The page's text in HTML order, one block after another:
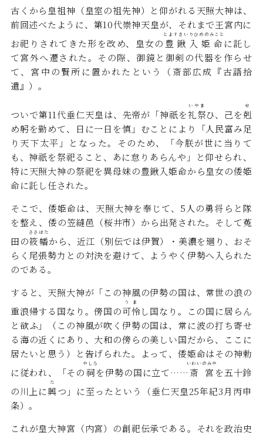
古くから皇祖神（皇室の祖先神）と仰がれる天照大神は、
前回述べたように、第10代崇神天皇が、それまで王宮内に
お祀りされてきた形を改め、皇女の 豊鍬入姫命
とよすきいりひめのみこと
に託し
て宮外へ遷された。その際、御鏡と御剣の代器を作らせ
て、宮中の賢所に置かれたという（斎部広成『古語拾
遺』）。
ついで第11代垂仁天皇は、先帝が「神祇を礼祭
いやま
ひ、己を剋
せ
め躬を勤めて、日に一日を慎」むことにより「人民富み足
り天下太平」となった。そのため、「今朕が世に当りて
も、神祇を祭祀ること、あに怠りあらんや」と仰せられ、
特に天照大神の祭祀を異母妹の豊鍬入姫命から皇女の倭姫
命に託し任された。
そこで、倭姫命は、天照大神を奉じて、5人の勇将らと隊
を整え、倭の笠縫邑（桜井市）から出発された。そして菟
田の筱
ささ
幡
はた
から、近江（別伝では伊賀）・美濃を廻り、おそ
らく尾張勢力との対決を避けて、ようやく伊勢へ入られた
のである。
すると、天照大神が「この神風の伊勢の国は、常世の浪の
重浪帰する国なり。傍国の可怜
うま
し国なり。この国に居らん
と欲ふ」（この神風が吹く伊勢の国は、常に波の打ち寄せ
る海の近くにあり、大和の傍らの美しい国だから、ここに
居たいと思う）と告げられた。よって、倭姫命はその神勅
に従われ、「その祠
やしろ
を伊勢の国に立て…… 斎宮
いわいのみや
を五十鈴
の川上に興
た
つ」に至ったという（垂仁天皇25年紀3月丙申
条）。
これが皇大神宮（内宮）の創祀伝承である。それを政治史